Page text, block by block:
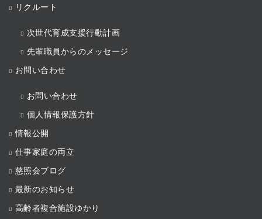
リクルート
次世代育成支援行動計画
先輩職員からのメッセージ
お問い合わせ
お問い合わせ
個人情報保護方針
情報公開
仕事家庭の両立
慈照会ブログ
最新のお知らせ
高齢者複合施設ゆかり